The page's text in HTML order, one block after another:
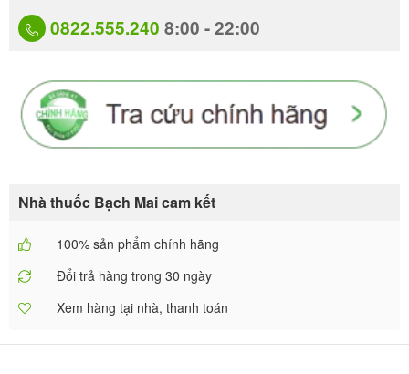
0822.555.240 8:00 - 22:00
Nhà thuốc Bạch Mai cam kết
100% sản phẩm chính hãng
Đổi trả hàng trong 30 ngày
Xem hàng tại nhà, thanh toán